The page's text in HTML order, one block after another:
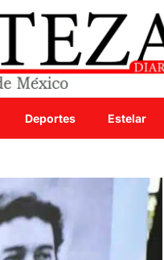
Deportes Estelar